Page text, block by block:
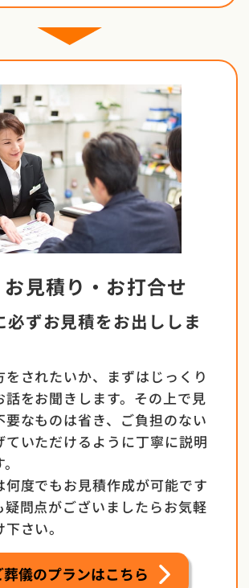
お見積り・お打合せ
必ずお見積をお出ししま
をされたいか、まずはじっくり
話をお聞きします。その上で見
要なものは省き、ご負担のない
ていただけるように丁寧に説明
何度でもお見積作成が可能です
疑問点がございましたらお気軽
さい。
葬儀のプランはこちら